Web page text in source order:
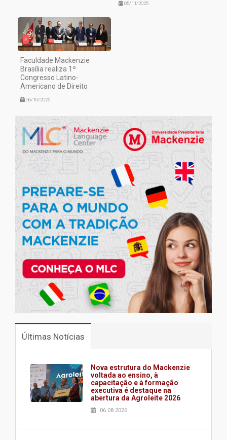
05/11/2025
Faculdade Mackenzie
Brasília realiza 1º
Congresso Latino-
Americano de Direito
06/10/2025
Últimas Notícias
Nova estrutura do Mackenzie
voltada ao ensino, à
capacitação e à formação
executiva é destaque na
abertura da Agroleite 2026
06.08.2026